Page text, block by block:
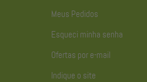
Meus Pedidos
Esqueci minha senha
Ofertas por e-mail
Indique o site